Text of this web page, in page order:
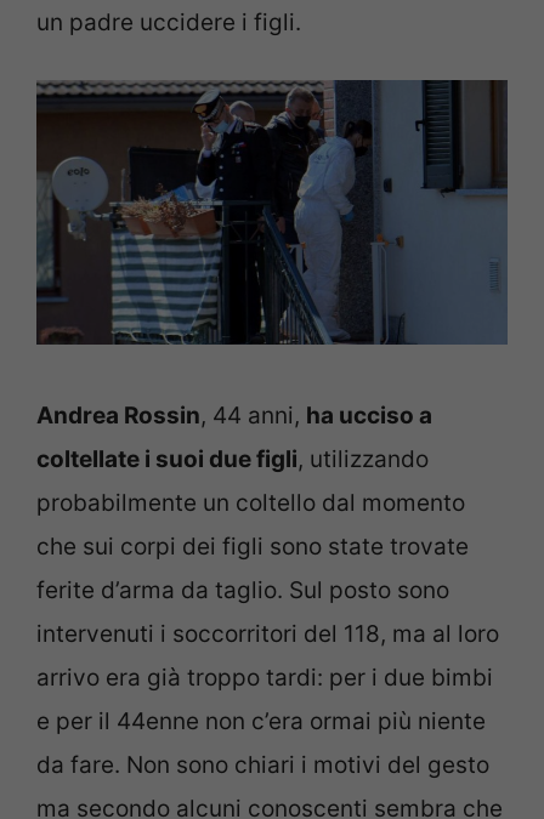
un padre uccidere i figli.
Andrea Rossin, 44 anni, ha ucciso a
coltellate i suoi due figli, utilizzando
probabilmente un coltello dal momento
che sui corpi dei figli sono state trovate
ferite d’arma da taglio. Sul posto sono
intervenuti i soccorritori del 118, ma al loro
arrivo era già troppo tardi: per i due bimbi
e per il 44enne non c’era ormai più niente
da fare. Non sono chiari i motivi del gesto
ma secondo alcuni conoscenti sembra che